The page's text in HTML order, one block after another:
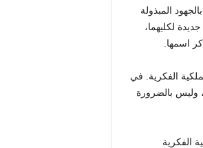
المبذولة
لكليهما،
اسمها.
الفكرية. في
وليس بالضرورة
الفكرية